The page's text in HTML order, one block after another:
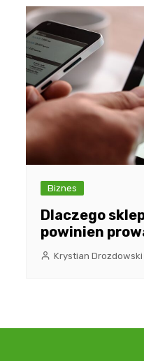
Biznes
Dlaczego
powinien
Krystian Drozdowski